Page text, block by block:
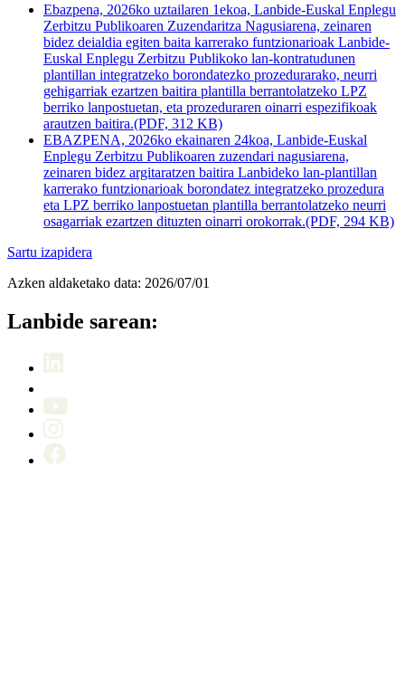
Ebazpena, 2026ko uztailaren 1ekoa, Lanbide-Euskal Enplegu
Zerbitzu Publikoaren Zuzendaritza Nagusiarena, zeinaren
bidez deialdia egiten baita karrerako funtzionarioak Lanbide-
Euskal Enplegu Zerbitzu Publikoko lan-kontratudunen
plantillan integratzeko borondatezko prozedurarako, neurri
gehigarriak ezartzen baitira plantilla berrantolatzeko LPZ
berriko lanpostuetan, eta prozeduraren oinarri espezifikoak
arautzen baitira.(PDF, 312 KB)
EBAZPENA, 2026ko ekainaren 24koa, Lanbide-Euskal
Enplegu Zerbitzu Publikoaren zuzendari nagusiarena,
zeinaren bidez argitaratzen baitira Lanbideko lan-plantillan
karrerako funtzionarioak borondatez integratzeko prozedura
eta LPZ berriko lanpostuetan plantilla berrantolatzeko neurri
osagarriak ezartzen dituzten oinarri orokorrak.(PDF, 294 KB)
Sartu izapidera
Azken aldaketako data: 2026/07/01
Lanbide sarean: